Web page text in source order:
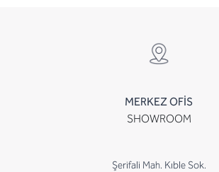
MERKEZ OFİS
SHOWROOM
Şerifali Mah. Kıble Sok.